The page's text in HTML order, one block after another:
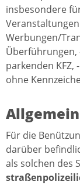
insbesondere
Werbungen/
Überführungen,
parkenden KFZ,
ohne
Für die
darüber
als solchen des